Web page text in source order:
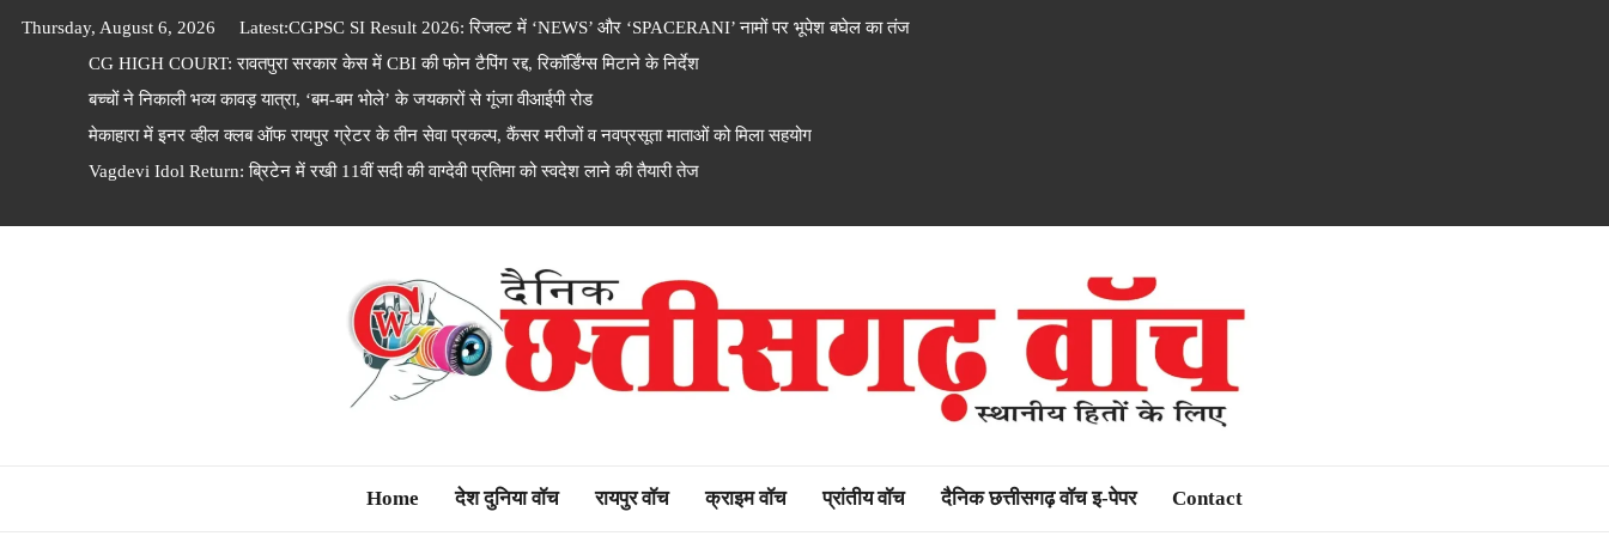
Thursday, August 6, 2026 Latest:CGPSC SI Result 2026: रिजल्ट में ‘NEWS’ और ‘SPACERANI’ नामों पर भूपेश बघेल का तंज
CG HIGH COURT: रावतपुरा सरकार केस में CBI की फोन टैपिंग रद्द, रिकॉर्डिंग्स मिटाने के निर्देश
बच्चों ने निकाली भव्य कावड़ यात्रा, ‘बम-बम भोले’ के जयकारों से गूंजा वीआईपी रोड
मेकाहारा में इनर व्हील क्लब ऑफ रायपुर ग्रेटर के तीन सेवा प्रकल्प, कैंसर मरीजों व नवप्रसूता माताओं को मिला सहयोग
Vagdevi Idol Return: ब्रिटेन में रखी 11वीं सदी की वाग्देवी प्रतिमा को स्वदेश लाने की तैयारी तेज
Dainik Chhattisgarh watch
Home देश दुनिया वॉच रायपुर वॉच क्राइम वॉच प्रांतीय वॉच दैनिक छत्तीसगढ़ वॉच इ-पेपर Contact